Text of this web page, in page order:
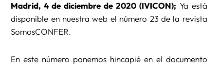
Madrid, 4 de diciembre de 2020 (IVICON); Ya está
disponible en nuestra web el número 23 de la revista
SomosCONFER.
En este número ponemos hincapié en el documento